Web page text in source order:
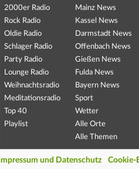
2000er Radio
Rock Radio
Oldie Radio
Schlager Radio
Party Radio
Lounge Radio
Weihnachtsradio
Meditationsradio
Top 40
Playlist
Mainz News
Kassel News
Darmstadt News
Offenbach News
Gießen News
Fulda News
Bayern News
Sport
Wetter
Alle Orte
Alle Themen
Impressum und Datenschutz Cookie-